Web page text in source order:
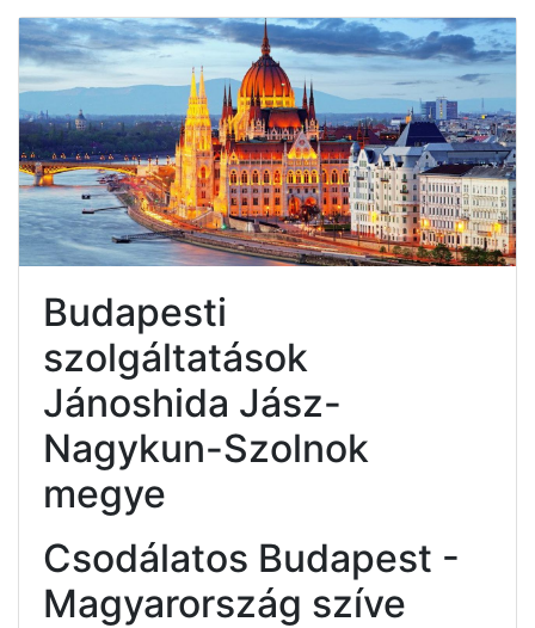
Budapesti
szolgáltatások
Jánoshida Jász-
Nagykun-Szolnok
megye
Csodálatos Budapest -
Magyarország szíve